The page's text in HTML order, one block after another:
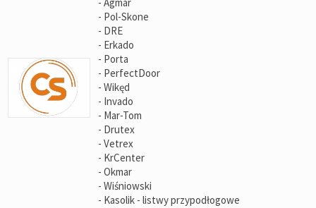
- Pol-Skone
- DRE
- Erkado
- Porta
- PerfectDoor
- Wikęd
- Invado
- Mar-Tom
- Drutex
- Vetrex
- KrCenter
- Okmar
- Wiśniowski
- Kasolik - listwy przypodłogowe